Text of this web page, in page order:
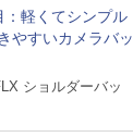
：軽くてシンプル
やすいカメラバッ
ショルダーバッ